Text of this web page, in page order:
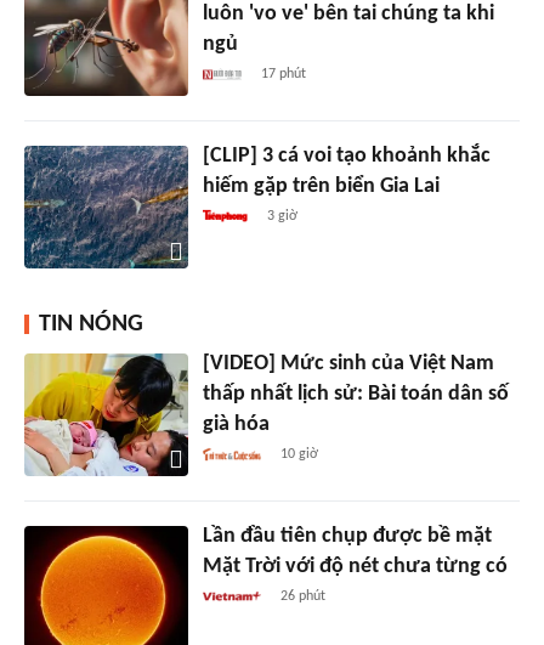
luôn 'vo ve' bên tai chúng ta khi
ngủ
17 phút
[CLIP] 3 cá voi tạo khoảnh khắc
hiếm gặp trên biển Gia Lai
3 giờ
TIN NÓNG
[VIDEO] Mức sinh của Việt Nam
thấp nhất lịch sử: Bài toán dân số
già hóa
10 giờ
Lần đầu tiên chụp được bề mặt
Mặt Trời với độ nét chưa từng có
26 phút